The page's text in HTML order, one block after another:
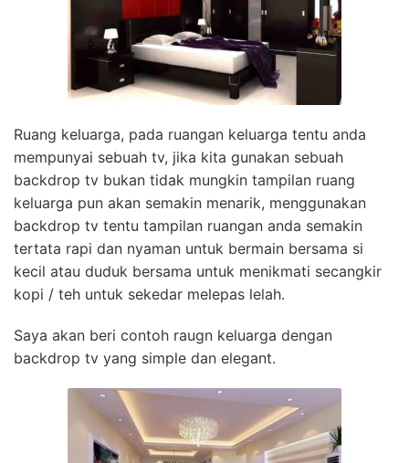
Ruang keluarga, pada ruangan keluarga tentu anda
mempunyai sebuah tv, jika kita gunakan sebuah
backdrop tv bukan tidak mungkin tampilan ruang
keluarga pun akan semakin menarik, menggunakan
backdrop tv tentu tampilan ruangan anda semakin
tertata rapi dan nyaman untuk bermain bersama si
kecil atau duduk bersama untuk menikmati secangkir
kopi / teh untuk sekedar melepas lelah.
Saya akan beri contoh raugn keluarga dengan
backdrop tv yang simple dan elegant.